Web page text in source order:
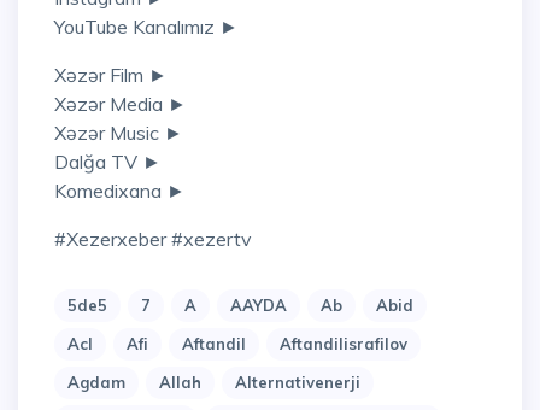
YouTube Kanalımız ►
Xəzər Film ►
Xəzər Media ►
Xəzər Music ►
Dalğa TV ►
Komedixana ►
#xezerxeber #xezertv
5de5 7 A AAYDA Ab
Abid
Acl
Afi Aftandil
Aftandilisrafilov
Agdam
Allah
Alternativenerji